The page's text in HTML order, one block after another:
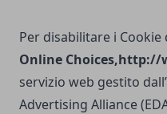
Per disabilitare i
Online Choices,http://
servizio web gestito
Advertising Alliance